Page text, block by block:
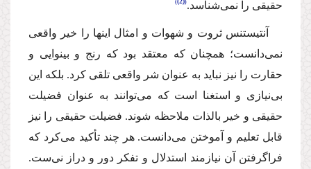
حقیقی را نمی‌شناسد.
آنتیستنس‌ ثروت و شهوات و امثال‌ اینها را‌ خیر واقعی
نمی‌دانست؛‌ همچنان‌ ‌كه معتقد بود كه‌ رنج و بینوایی و
حقارت را نیز نباید به عنوان‌ شر واقعی تلقی كرد. بلكه این‌
بی‌نیازی و استغنا است كه می‌توانند به عنوان فضیلت‌
حقیقی و ‌خیر بالذات ملاحظه شوند‌. فضیلت حقیقی را نیز
قابل تعلیم و آموختن می‌دانست.‌ هر چند تأكید می‌كرد كه‌
فراگرفتن آن نیازمند‌ استدلال و تفكر دور و دراز نی‌ست.